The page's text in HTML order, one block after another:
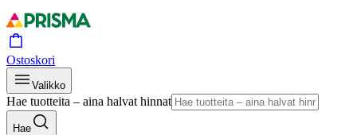
Ostoskori
Valikko
Hae tuotteita – aina halvat hinnat
Hae